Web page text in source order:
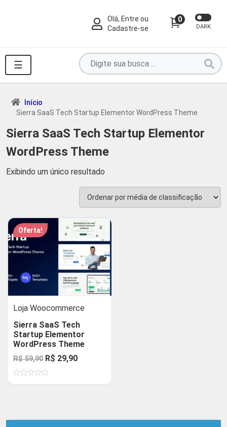
Olá, Entre ou
Cadastre-se
0
DARK
☰
Pesquise
por
produtos
...
Início
Sierra SaaS Tech Startup Elementor WordPress Theme
Sierra SaaS Tech Startup Elementor
WordPress Theme
Exibindo um único resultado
Oferta!
Loja Woocommerce
Sierra SaaS Tech
Startup Elementor
WordPress Theme
R$59,90 O
preço
original
R$ 29,90O
atual